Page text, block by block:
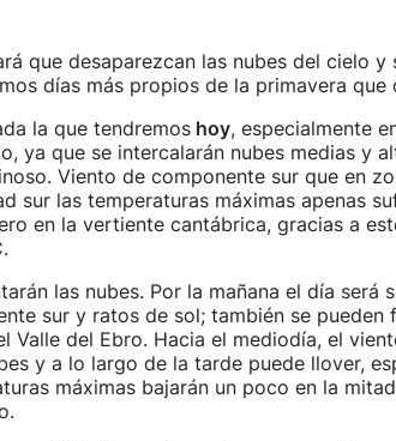
que desaparezcan las nubes del cielo y
días más propios de la primavera que
la que tendremoshoy, especialmente
ya que se intercalarán nubes medias y
Viento de componente sur que en
sur las temperaturas máximas apenas
en la vertiente cantábrica, gracias a
las nubes. Por la mañana el día será
sur y ratos de sol; también se pueden
Valle del Ebro. Hacia el mediodía, el
y a lo largo de la tarde puede llover,
máximas bajarán un poco en la